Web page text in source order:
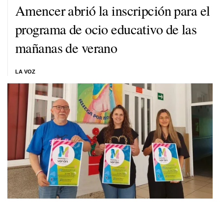
Amencer abrió la inscripción para el
programa de ocio educativo de las
mañanas de verano
LA VOZ